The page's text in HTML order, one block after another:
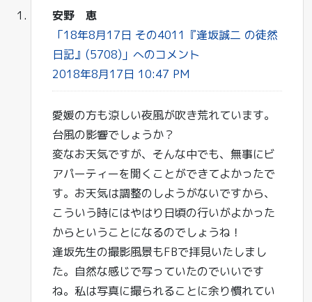
安野 恵
「18年8月17日 その4011『逢坂誠二 の徒然
日記』(5708)」へのコメント
2018年8月17日 10:47 PM
愛媛の方も涼しい夜風が吹き荒れています。
台風の影響でしょうか？
変なお天気ですが、そんな中でも、無事にビ
アパーティーを開くことができてよかったで
す。お天気は調整のしようがないですから、
こういう時にはやはり日頃の行いがよかった
からということになるのでしょうね！
逢坂先生の撮影風景もFBで拝見いたしまし
た。自然な感じで写っていたのでいいです
ね。私は写真に撮られることに余り慣れてい